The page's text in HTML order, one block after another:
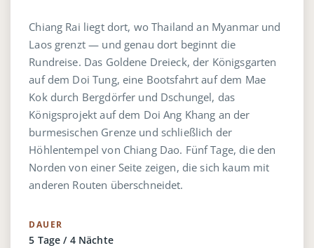
Chiang Rai liegt dort, wo Thailand an Myanmar und
Laos grenzt — und genau dort beginnt die
Rundreise. Das Goldene Dreieck, der Königsgarten
auf dem Doi Tung, eine Bootsfahrt auf dem Mae
Kok durch Bergdörfer und Dschungel, das
Königsprojekt auf dem Doi Ang Khang an der
burmesischen Grenze und schließlich der
Höhlentempel von Chiang Dao. Fünf Tage, die den
Norden von einer Seite zeigen, die sich kaum mit
anderen Routen überschneidet.
DAUER
5 Tage / 4 Nächte